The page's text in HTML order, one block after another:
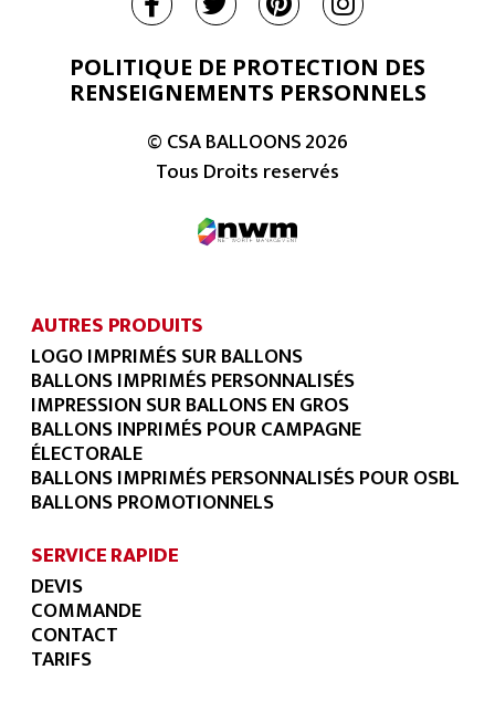
AUTRES PRODUITS
LOGO IMPRIMÉS SUR BALLONS
BALLONS IMPRIMÉS PERSONNALISÉS
IMPRESSION SUR BALLONS EN GROS
BALLONS INPRIMÉS POUR CAMPAGNE
ÉLECTORALE
BALLONS IMPRIMÉS PERSONNALISÉS POUR OSBL
BALLONS PROMOTIONNELS
SERVICE RAPIDE
DEVIS
COMMANDE
CONTACT
TARIFS
POLITIQUE DE PROTECTION DES
RENSEIGNEMENTS PERSONNELS
© CSA BALLOONS2026
Tous Droits reservés